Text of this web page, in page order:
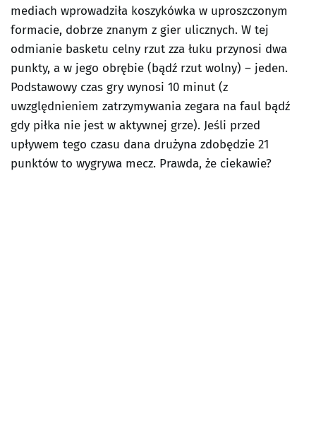
mediach wprowadziła koszykówka w uproszczonym
formacie, dobrze znanym z gier ulicznych. W tej
odmianie basketu celny rzut zza łuku przynosi dwa
punkty, a w jego obrębie (bądź rzut wolny) – jeden.
Podstawowy czas gry wynosi 10 minut (z
uwzględnieniem zatrzymywania zegara na faul bądź
gdy piłka nie jest w aktywnej grze). Jeśli przed
upływem tego czasu dana drużyna zdobędzie 21
punktów to wygrywa mecz. Prawda, że ciekawie?